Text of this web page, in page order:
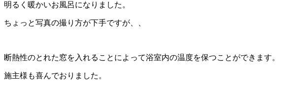
明るく暖かいお風呂になりました。
ちょっと写真の撮り方が下手ですが、、
断熱性のとれた窓を入れることによって浴室内の温度を保つことができます。
施主様も喜んでおりました。